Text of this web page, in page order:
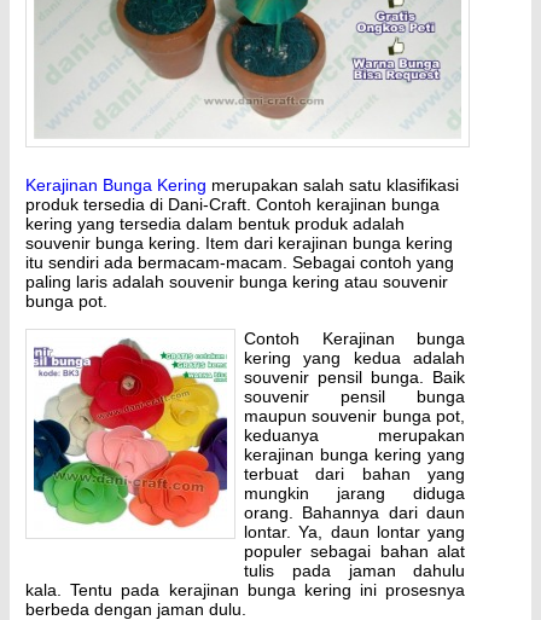
Kerajinan Bunga Kering merupakan salah satu klasifikasi
produk tersedia di Dani-Craft. Contoh kerajinan bunga
kering yang tersedia dalam bentuk produk adalah
souvenir bunga kering. Item dari kerajinan bunga kering
itu sendiri ada bermacam-macam. Sebagai contoh yang
paling laris adalah souvenir bunga kering atau souvenir
bunga pot.
Contoh Kerajinan bunga
kering yang kedua adalah
souvenir pensil bunga. Baik
souvenir pensil bunga
maupun souvenir bunga pot,
keduanya merupakan
kerajinan bunga kering yang
terbuat dari bahan yang
mungkin jarang diduga
orang. Bahannya dari daun
lontar. Ya, daun lontar yang
populer sebagai bahan alat
tulis pada jaman dahulu
kala. Tentu pada kerajinan bunga kering ini prosesnya
berbeda dengan jaman dulu.